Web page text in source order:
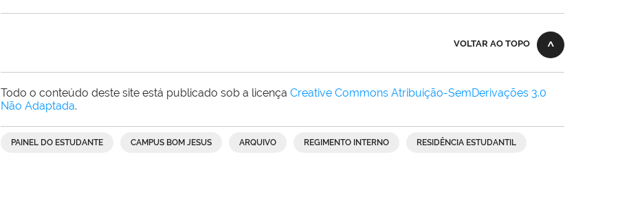
VOLTAR AO TOPO
Todo o conteúdo deste site está publicado sob a licença Creative Commons Atribuição-SemDerivações 3.0
Não Adaptada.
PAINEL DO ESTUDANTE CAMPUS BOM JESUS ARQUIVO REGIMENTO INTERNO RESIDÊNCIA ESTUDANTIL